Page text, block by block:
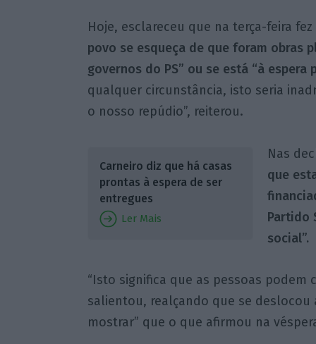
Hoje, esclareceu que na terça-feira
povo se esqueça de que foram obras
governos do PS” ou se está “à
qualquer circunstância, isto seria
o nosso repúdio”, reiterou.
Carneiro diz que há casas
prontas à espera de ser
entregues
Ler Mais
Nas
que
Partido
social”.
“Isto significa que as pessoas podem
salientou, realçando que se deslocou
mostrar” que o que afirmou na